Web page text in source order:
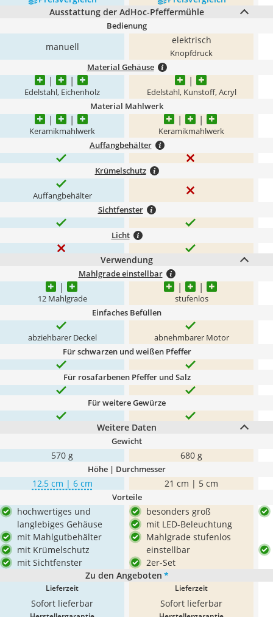
Ausstattung der AdHoc-Pfeffermühle
Bedienung
manuell
elektrisch
Knopfdruck
Material Gehäuse
Edelstahl, Eichenholz Edelstahl, Kunstoff, Acryl
Material Mahlwerk
Keramikmahlwerk Keramikmahlwerk
Auffangbehälter
Krümelschutz
Auffangbehälter
Sichtfenster
Licht
Verwendung
Mahlgrade einstellbar
12 Mahlgrade stufenlos
Einfaches Befüllen
abziehbarer Deckel abnehmbarer Motor
Für schwarzen und weißen Pfeffer
Für rosafarbenen Pfeffer und Salz
Für weitere Gewürze
Weitere Daten
Gewicht
570 g 680 g
Höhe | Durchmesser
12,5 cm | 6 cm 21 cm | 5 cm
Vorteile
hochwertiges und
langlebiges Gehäuse
mit Mahlgutbehälter
mit Krümelschutz
mit Sichtfenster
besonders groß
mit LED-Beleuchtung
Mahlgrade stufenlos
einstellbar
2er-Set
Zu den Angeboten *
Lieferzeit
Sofort lieferbar
Lieferzeit
Sofort lieferbar